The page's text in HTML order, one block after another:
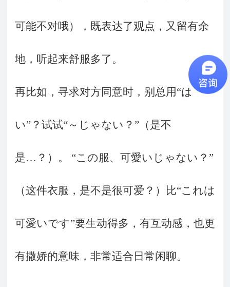
可能不对哦），既表达了观点，又留有余
地，听起来舒服多了。
再比如，寻求对方同意时，别总用“は
い”？试试“～じゃない？”（是不
是…？）。 “この服、可愛いじゃない？”
（这件衣服，是不是很可爱？）比“これは
可愛いです”要生动得多，有互动感，也更
有撒娇的意味，非常适合日常闲聊。